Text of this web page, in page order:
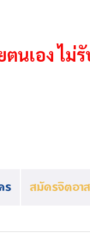
นเอง ไม่
ร สมัครจิตอา